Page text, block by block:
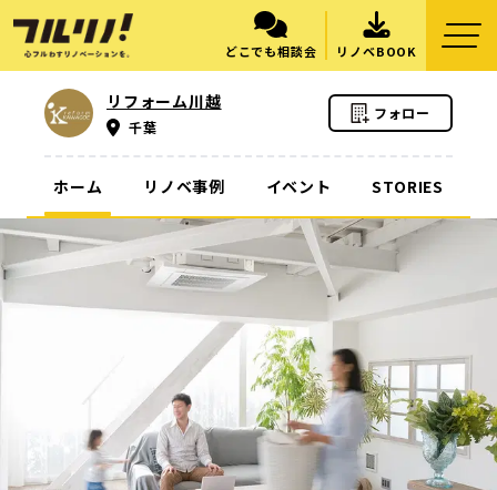
どこでも相談会 リノベBOOK
リフォーム川越
千葉
フォロー
ホーム リノベ事例 イベント STORIES